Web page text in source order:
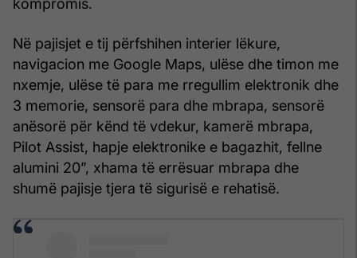
Në pajisjet e tij përfshihen interier lëkure,
navigacion me Google Maps, ulëse dhe timon me
nxemje, ulëse të para me rregullim elektronik dhe
3 memorie, sensorë para dhe mbrapa, sensorë
anësorë për kënd të vdekur, kamerë mbrapa,
Pilot Assist, hapje elektronike e bagazhit, fellne
alumini 20”, xhama të errësuar mbrapa dhe
shumë pajisje tjera të sigurisë e rehatisë.